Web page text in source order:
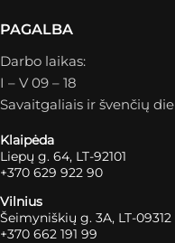
PAGALBA
Darbo laikas:
I – V 09 – 18
Savaitgaliais ir švenčių
Klaipėda
Liepų g. 64, LT-92101
+370 629 922 90
Vilnius
Šeimyniškių g. 3A, LT-09312
+370 662 191 99